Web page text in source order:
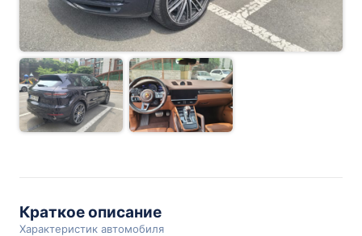
Краткое описание
Характеристик автомобиля